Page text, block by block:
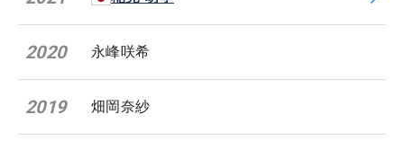
2020 永峰咲希
2019 畑岡奈紗